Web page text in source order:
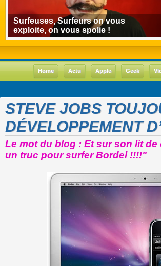
Surfeuses, Surfeurs on vous
exploite, on vous spolie !
Home Actu Apple Geek
STEVE JOBS
DÉVELOPPEMENT
Le mot du blog : Et sur son lit
un truc pour surfer Bordel !!!!"